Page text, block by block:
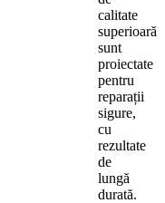
calitate
superioară
sunt
proiectate
pentru
reparații
sigure,
cu
rezultate
de
lungă
durată.